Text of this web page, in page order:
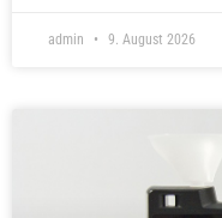
admin 9. August 2026